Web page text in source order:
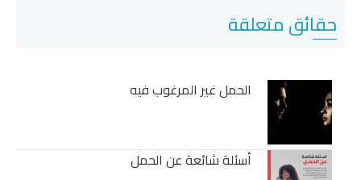
متعلقة
الحمل غير المرغوب فيه
أسئلة شائعة عن الحمل